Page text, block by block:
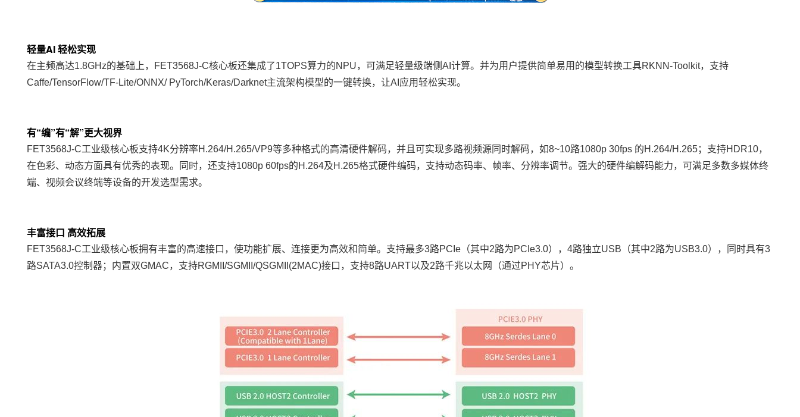
轻量AI 轻松实现
在主频高达1.8GHz的基础上，FET3568J-C核心板还集成了1TOPS算力的NPU，可满足轻量级端侧AI计算。并为用户提供简单易用的模型转换工具RKNN-Toolkit，支持
Caffe/TensorFlow/TF-Lite/ONNX/ PyTorch/Keras/Darknet主流架构模型的一键转换，让AI应用轻松实现。
有“编”有“解”更大视界
FET3568J-C工业级核心板支持4K分辨率H.264/H.265/VP9等多种格式的高清硬件解码，并且可实现多路视频源同时解码，如8~10路1080p 30fps 的H.264/H.265；支持HDR10，
在色彩、动态方面具有优秀的表现。同时，还支持1080p 60fps的H.264及H.265格式硬件编码，支持动态码率、帧率、分辨率调节。强大的硬件编解码能力，可满足多数多媒体终
端、视频会议终端等设备的开发选型需求。
丰富接口 高效拓展
FET3568J-C工业级核心板拥有丰富的高速接口，使功能扩展、连接更为高效和简单。支持最多3路PCIe（其中2路为PCIe3.0），4路独立USB（其中2路为USB3.0），同时具有3
路SATA3.0控制器；内置双GMAC，支持RGMII/SGMII/QSGMII(2MAC)接口，支持8路UART以及2路千兆以太网（通过PHY芯片）。